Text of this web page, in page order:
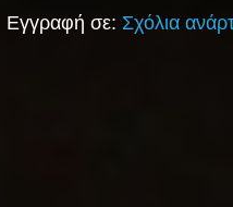
Εγγραφή σε: Σχόλια